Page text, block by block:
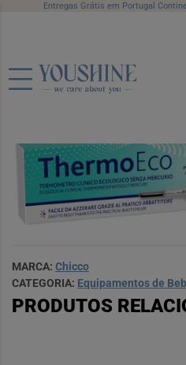
Entregas Grátis em Portugal
Chicco Termómetro
MARCA: Chicco
CATEGORIA: Equipamentos de
PRODUTOS